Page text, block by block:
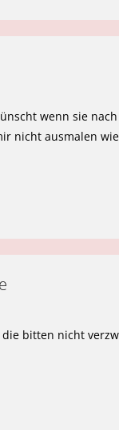
wenn sie
nicht ausmalen
die bitten nicht